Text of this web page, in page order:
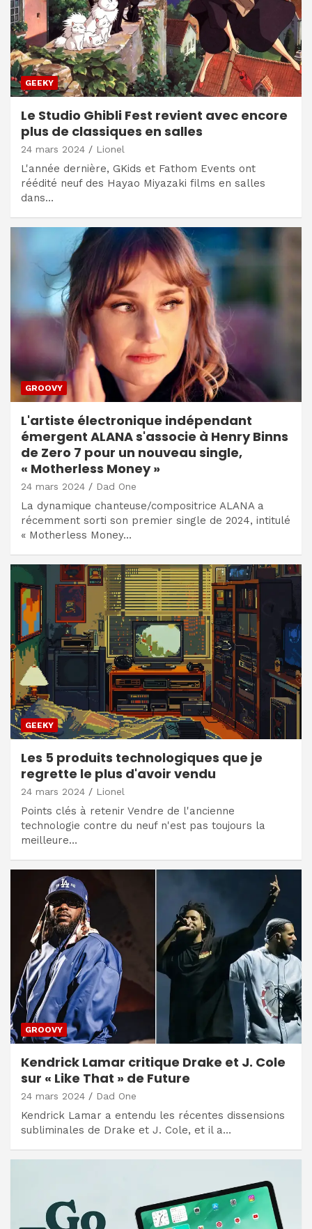
GEEKY
Le Studio Ghibli Fest revient avec encore
plus de classiques en salles
24 mars 2024 Lionel
L'année dernière, GKids et Fathom Events ont
réédité neuf des Hayao Miyazaki films en salles
dans…
GROOVY
L'artiste électronique indépendant
émergent ALANA s'associe à Henry Binns
de Zero 7 pour un nouveau single,
« Motherless Money »
24 mars 2024 Dad One
La dynamique chanteuse/compositrice ALANA a
récemment sorti son premier single de 2024, intitulé
« Motherless Money…
GEEKY
Les 5 produits technologiques que je
regrette le plus d'avoir vendu
24 mars 2024 Lionel
Points clés à retenir Vendre de l'ancienne
technologie contre du neuf n'est pas toujours la
meilleure…
GROOVY
Kendrick Lamar critique Drake et J. Cole
sur « Like That » de Future
24 mars 2024 Dad One
Kendrick Lamar a entendu les récentes dissensions
subliminales de Drake et J. Cole, et il a…